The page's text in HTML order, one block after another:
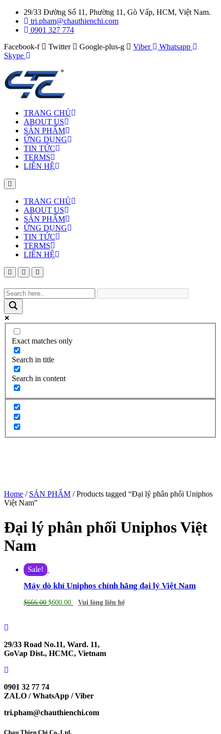
29/33 Đường Số 11, Phường 11, Gò Vấp, HCM, Việt Nam.
tri.pham@chauthienchi.com
0901 327 774
Facebook-f
Twitter Google-plus-g Viber
Whatsapp
Skype
TRANG CHỦ
ABOUT US
SẢN PHẨM
ỨNG DỤNG
TIN TỨC
TERMS
LIÊN HỆ
TRANG CHỦ
ABOUT US
SẢN PHẨM
ỨNG DỤNG
TIN TỨC
TERMS
LIÊN HỆ
Exact matches only
Search in title
Search in content
Home / SẢN PHẨM / Products tagged “Đại lý phân phối Uniphos
Việt Nam”
Đại lý phân phối Uniphos Việt
Nam
Sale!
Máy dò khí Uniphos chính hãng đại lý Việt Nam
$666.00 $600.00 Vui lòng liên hệ
29/33 Road No.11, Ward. 11,
GoVap Dist., HCMC, Vietnam
0901 32 77 74
ZALO / WhatsApp / Viber
tri.pham@chauthienchi.com
Chau Thien Chi Co.,Ltd.